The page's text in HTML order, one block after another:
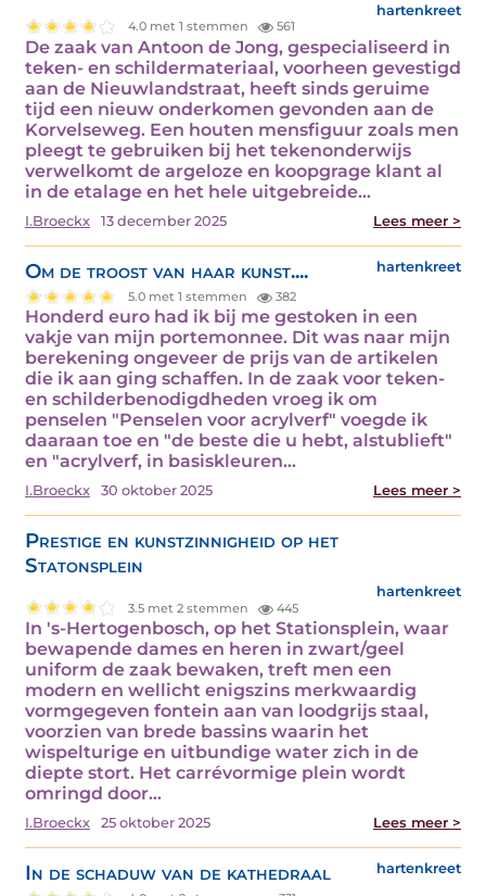
hartenkreet
4.0 met 1 stemmen 561
De zaak van Antoon de Jong, gespecialiseerd in
teken- en schildermateriaal, voorheen gevestigd
aan de Nieuwlandstraat, heeft sinds geruime
tijd een nieuw onderkomen gevonden aan de
Korvelseweg. Een houten mensfiguur zoals men
pleegt te gebruiken bij het tekenonderwijs
verwelkomt de argeloze en koopgrage klant al
in de etalage en het hele uitgebreide…
I.Broeckx 13 december 2025 Lees meer >
Om de troost van haar kunst.... hartenkreet
5.0 met 1 stemmen 382
Honderd euro had ik bij me gestoken in een
vakje van mijn portemonnee. Dit was naar mijn
berekening ongeveer de prijs van de artikelen
die ik aan ging schaffen. In de zaak voor teken-
en schilderbenodigdheden vroeg ik om
penselen "Penselen voor acrylverf" voegde ik
daaraan toe en "de beste die u hebt, alstublieft"
en "acrylverf, in basiskleuren…
I.Broeckx 30 oktober 2025 Lees meer >
Prestige en kunstzinnigheid op het
Statonsplein
hartenkreet
3.5 met 2 stemmen 445
In 's-Hertogenbosch, op het Stationsplein, waar
bewapende dames en heren in zwart/geel
uniform de zaak bewaken, treft men een
modern en wellicht enigszins merkwaardig
vormgegeven fontein aan van loodgrijs staal,
voorzien van brede bassins waarin het
wispelturige en uitbundige water zich in de
diepte stort. Het carrévormige plein wordt
omringd door…
I.Broeckx 25 oktober 2025 Lees meer >
In de schaduw van de kathedraal hartenkreet